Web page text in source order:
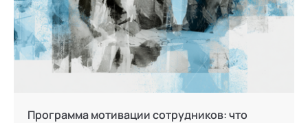
Программа мотивации сотрудников: что